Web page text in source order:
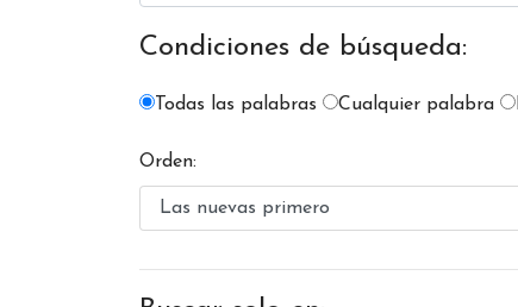
Condiciones de búsqueda:
Todas las palabras Cualquier palabra
Orden: